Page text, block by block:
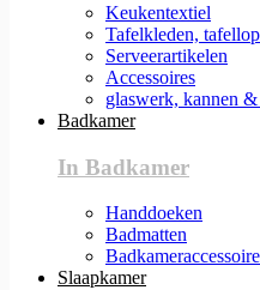
Keukentextiel
Tafelkleden,
Serveerartikelen
Accessoires
glaswerk, kannen
Badkamer
In Badkamer
Handdoeken
Badmatten
Slaapkamer